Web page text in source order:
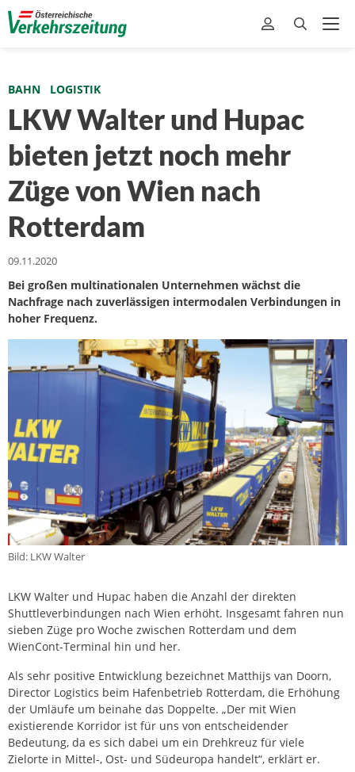
BAHN LOGISTIK
LKW Walter und Hupac
bieten jetzt noch mehr
Züge von Wien nach
Rotterdam
09.11.2020
Bei großen multinationalen Unternehmen wächst die
Nachfrage nach zuverlässigen intermodalen Verbindungen in
hoher Frequenz.
Bild: LKW Walter
LKW Walter und Hupac haben die Anzahl der direkten
Shuttleverbindungen nach Wien erhöht. Insgesamt fahren nun
sieben Züge pro Woche zwischen Rotterdam und dem
WienCont-Terminal hin und her.
Als sehr positive Entwicklung bezeichnet Matthijs van Doorn,
Director Logistics beim Hafenbetrieb Rotterdam, die Erhöhung
der Umläufe um beinahe das Doppelte. „Der mit Wien
existierende Korridor ist für uns von entscheidender
Bedeutung, da es sich dabei um ein Drehkreuz für viele
Zielorte in Mittel-, Ost- und Südeuropa handelt“, erklärt er.